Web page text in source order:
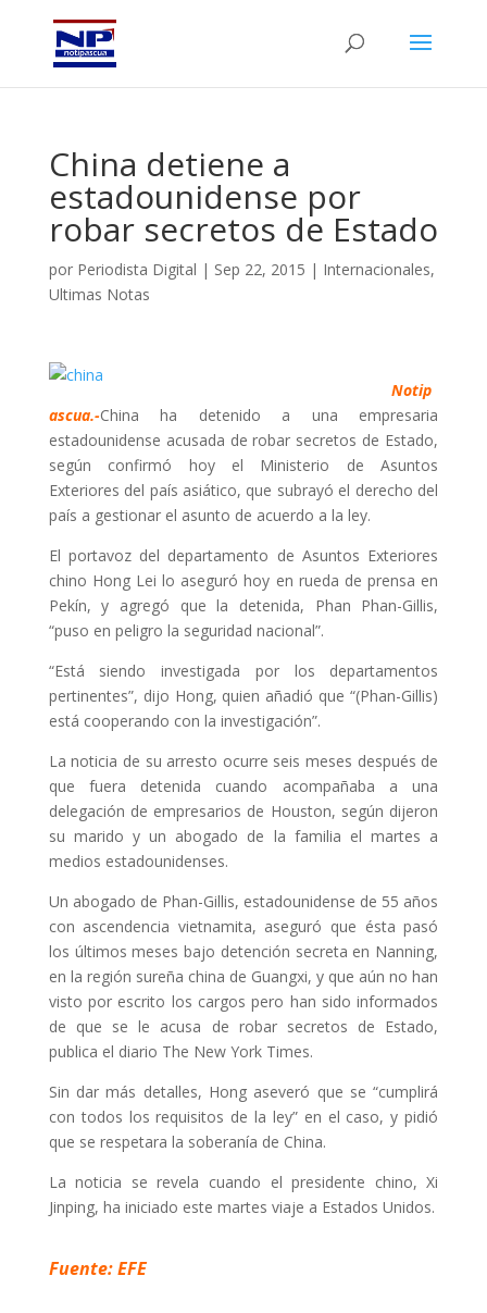
China detiene a
estadounidense por
robar secretos de Estado
por Periodista Digital | Sep 22, 2015 | Internacionales,
Ultimas Notas
Notip
ascua.-China ha detenido a una empresaria
estadounidense acusada de robar secretos de Estado,
según confirmó hoy el Ministerio de Asuntos
Exteriores del país asiático, que subrayó el derecho del
país a gestionar el asunto de acuerdo a la ley.
El portavoz del departamento de Asuntos Exteriores
chino Hong Lei lo aseguró hoy en rueda de prensa en
Pekín, y agregó que la detenida, Phan Phan-Gillis,
“puso en peligro la seguridad nacional”.
“Está siendo investigada por los departamentos
pertinentes”, dijo Hong, quien añadió que “(Phan-Gillis)
está cooperando con la investigación”.
La noticia de su arresto ocurre seis meses después de
que fuera detenida cuando acompañaba a una
delegación de empresarios de Houston, según dijeron
su marido y un abogado de la familia el martes a
medios estadounidenses.
Un abogado de Phan-Gillis, estadounidense de 55 años
con ascendencia vietnamita, aseguró que ésta pasó
los últimos meses bajo detención secreta en Nanning,
en la región sureña china de Guangxi, y que aún no han
visto por escrito los cargos pero han sido informados
de que se le acusa de robar secretos de Estado,
publica el diario The New York Times.
Sin dar más detalles, Hong aseveró que se “cumplirá
con todos los requisitos de la ley” en el caso, y pidió
que se respetara la soberanía de China.
La noticia se revela cuando el presidente chino, Xi
Jinping, ha iniciado este martes viaje a Estados Unidos.
Fuente: EFE